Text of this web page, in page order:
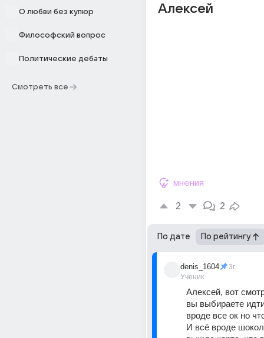
О любви без купюр
Философский вопрос
Политические дебаты
Смотреть все
Алексей
мнения
2 2
По дате По рейтингу
denis_1604
Ученик
3г
Алексей, вот
вы выбираете
вроде все ок но
И всё вроде